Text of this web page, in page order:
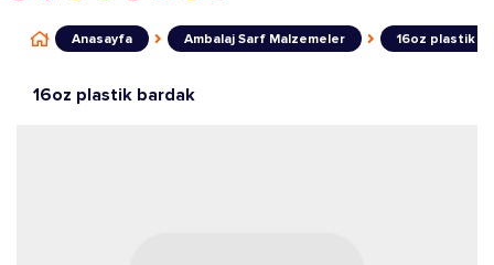
Anasayfa Ambalaj Sarf Malzemeler 16oz plastik
16oz plastik bardak